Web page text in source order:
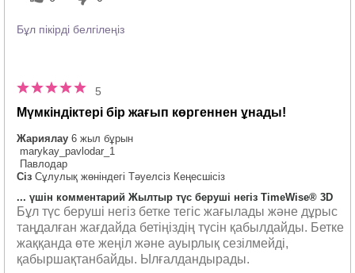
Бұл пікірді белгілеңіз
5
Мүмкіндіктері бір жағып көргеннен ұнады!
Жариялау 6 жыл бұрын
marykay_pavlodar_1
Павлодар
Сіз Сұлулық жөніндегі Тәуелсіз Кеңесшісіз
... үшін комментарий Жылтыр түс беруші негіз TimeWise® 3D
Бұл түс беруші негіз бетке тегіс жағылады және дұрыс
таңдалған жағдайда бетіңіздің түсін қабылдайды. Бетке
жаққанда өте жеңіл және ауырлық сезілмейді,
қабыршақтанбайды. Ылғалдандырады.